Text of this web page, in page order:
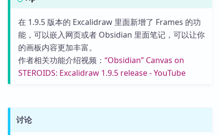
在 1.9.5 版本的 Excalidraw 里面新增了 Frames 的功
能，可以嵌入网页或者 Obsidian 里面笔记，可以让你
的画板内容更加丰富。
作者相关功能介绍视频： “Obsidian” Canvas on
STEROIDS: Excalidraw 1.9.5 release - YouTube
讨论